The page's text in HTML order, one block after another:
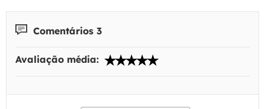
Comentários 3
Avaliação média: